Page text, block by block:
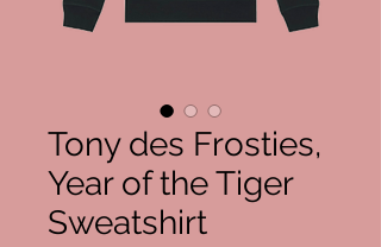
Tony des Frosties,
Year of the Tiger
Sweatshirt